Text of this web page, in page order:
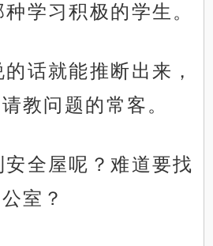
学习积极的学生。
话就能推断出来，
教问题的常客。
全屋呢？难道要找
室？